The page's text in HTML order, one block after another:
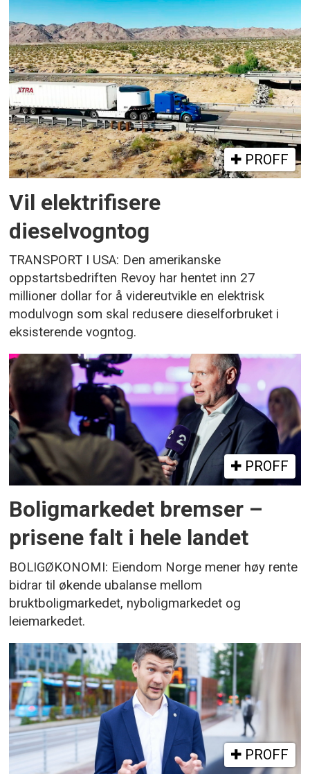
PROFF
Vil elektrifisere
dieselvogntog
TRANSPORT I USA: Den amerikanske
oppstartsbedriften Revoy har hentet inn 27
millioner dollar for å videreutvikle en elektrisk
modulvogn som skal redusere dieselforbruket i
eksisterende vogntog.
PROFF
Boligmarkedet bremser –
prisene falt i hele landet
BOLIGØKONOMI: Eiendom Norge mener høy rente
bidrar til økende ubalanse mellom
bruktboligmarkedet, nyboligmarkedet og
leiemarkedet.
PROFF